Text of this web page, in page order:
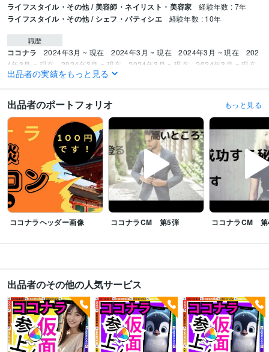
ライフスタイル・その他 / 美容師・ネイリスト・美容家
経験年数 : 7年
ライフスタイル・その他 / シェフ・パティシエ 経験年数 : 10年
職歴
ココナラ 2024年3月 ~ 現在 2024年3月 ~ 現在 2024年3月 ~ 現在
202
4年3月 ~ 現在
2024年3月 ~ 現在 2024年3月 ~ 現在 2024年3月 ~ 現在
ココナラ レギュラーランク
校の作文・・・『家を探せばある』
高校の作文・・・『恥ずかしくて見た
くない』
父親に褒められた・・・・スゴい昔
母親に褒められた・・・・
スゴい昔
友人に誕生日を祝われた
小、中、高の体育祭で全種目1位と
る・・・コレ本当です
小、中、高の学力テストでヤバい点取って先生にシ
バキ倒される
和太鼓で地域行事で演奏
和太鼓で都内某ホール、都内某神
社で演奏多数 国内美容大会カラー部門で入賞経験多数 国内美容大会パー
マ部門で入賞経験多数 国内美容大会カット部門で入賞経験多数
国内美容
大会アップ部門で入賞経験多数
ビジネス・クリエイティブツール
WordPress:5年Excel:5年 Google サイト:10年Google スプレッドシート:5年
その他ツール
コミュニケーションスキル:20年
生来の愚痴聞き、寄り添い、思いやる精神:20年人を笑わせる心意気:20年
日本語をネイティブに話せる資格:20年人の美点を見つける:20年
話しやすい人柄:20年杓子定規に物を考えない:20年
大所高所に物を見る:20年
ヘアカラー施術:10年パーマ施術:10年
出品者の実績をもっと見る
出品者のポートフォリオ もっと見る
ココナラヘッダー画像 ココナラCM 第5弾 ココナラCM
出品者のその他の人気サービス